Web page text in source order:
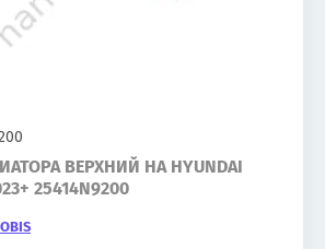
ВЕРХНИЙ НА HYUNDAI
25414N9200